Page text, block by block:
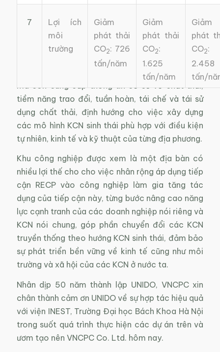
7
Lợi ích
môi
trường
Giảm
phát thải
CO2: 726
tấn/năm
Giảm
phát thải
CO2:
1.625
tấn/năm
Giảm
phát
CO2:
2.458
tấn/
Việc thực hiện đánh giá RECP tại các doanh
nghiệp trong khu công nghiệp, không chỉ giúp
các doanh nghiệp nhận ra những cơ hội nâng cao
hiệu quả sản xuất và công tác bảo vệ môi trường
mà còn cung cấp thông tin cơ sở về chất thải,
tiềm năng trao đổi, tuần hoàn, tái chế và tái sử
dụng chất thải, định hướng cho việc xây dựng
các mô hình KCN sinh thái phù hợp với điều kiện
tự nhiên, kinh tế và kỹ thuật của từng địa phương.
Khu công nghiệp được xem là một địa bàn có
nhiều lợi thế cho cho việc nhân rộng áp dụng tiếp
cận RECP vào công nghiệp làm gia tăng tác
dụng của tiếp cận này, từng bước nâng cao năng
lực cạnh tranh của các doanh nghiệp nói riêng và
KCN nói chung, góp phần chuyển đổi các KCN
truyền thống theo hướng KCN sinh thái, đảm bảo
sự phát triển bền vững về kinh tế cũng như môi
trường và xã hội của các KCN ở nước ta.
Nhân dịp 50 năm thành lập UNIDO, VNCPC xin
chân thành cảm ơn UNIDO về sự hợp tác hiệu quả
với viện INEST, Trường Đại học Bách Khoa Hà Nội
trong suốt quá trình thực hiện các dự án trên và
ươm tạo nên VNCPC Co. Ltd. hôm nay.